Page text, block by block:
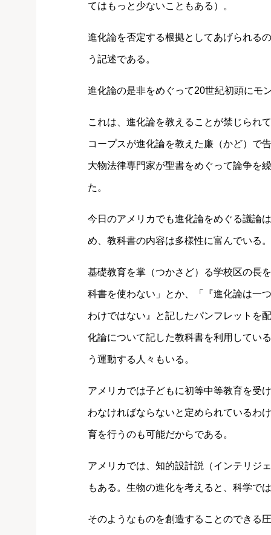
てはもっと少ないこともある）。
進化論を否定する根拠としてあげられる
う記述である。
進化論の是非をめぐって20世紀初頭にモ
これは、進化論を教えることが禁じられ
コープスが進化論を教えた廉（かど）で
大物法律専門家が聖書をめぐって論争を
た。
今日のアメリカでも進化論をめぐる議論
め、教科書の内容は多様性に富んでいる。
基礎教育を掌（つかさど）る学校区の長
科書を使わない」とか、「『進化論は一
わけではない』と記したパンフレットを
化論について記した教科書を利用してい
う運動する人々もいる。
アメリカでは子どもに初等中等教育を受
わなければならないと定められているわ
育を行うのも可能だからである。
アメリカでは、知的設計説（インテリジ
もある。生物の進化を考えると、科学で
そのようなものを創造することのできる